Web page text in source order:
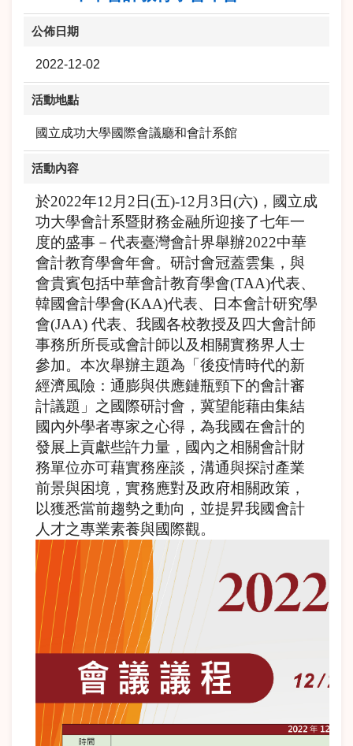
公佈日期
2022-12-02
活動地點
國立成功大學國際會議廳和會計系館
活動內容
於2022年12月2日(五)-12月3日(六)，國立成
功大學會計系暨財務金融所迎接了七年一
度的盛事－代表臺灣會計界舉辦2022中華
會計教育學會年會。研討會冠蓋雲集，與
會貴賓包括中華會計教育學會(TAA)代表、
韓國會計學會(KAA)代表、日本會計研究學
會(JAA) 代表、我國各校教授及四大會計師
事務所所長或會計師以及相關實務界人士
參加。本次舉辦主題為「後疫情時代的新
經濟風險：通膨與供應鏈瓶頸下的會計審
計議題」之國際研討會，冀望能藉由集結
國內外學者專家之心得，為我國在會計的
發展上貢獻些許力量，國內之相關會計財
務單位亦可藉實務座談，溝通與探討產業
前景與困境，實務應對及政府相關政策，
以獲悉當前趨勢之動向，並提昇我國會計
人才之專業素養與國際觀。